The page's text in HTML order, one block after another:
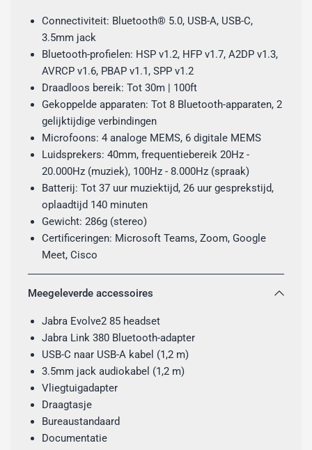
Connectiviteit: Bluetooth® 5.0, USB-A, USB-C,
3.5mm jack
Bluetooth-profielen: HSP v1.2, HFP v1.7, A2DP v1.3,
AVRCP v1.6, PBAP v1.1, SPP v1.2
Draadloos bereik: Tot 30m | 100ft
Gekoppelde apparaten: Tot 8 Bluetooth-apparaten, 2
gelijktijdige verbindingen
Microfoons: 4 analoge MEMS, 6 digitale MEMS
Luidsprekers: 40mm, frequentiebereik 20Hz -
20.000Hz (muziek), 100Hz - 8.000Hz (spraak)
Batterij: Tot 37 uur muziektijd, 26 uur gesprekstijd,
oplaadtijd 140 minuten
Gewicht: 286g (stereo)
Certificeringen: Microsoft Teams, Zoom, Google
Meet, Cisco
Meegeleverde accessoires
Jabra Evolve2 85 headset
Jabra Link 380 Bluetooth-adapter
USB-C naar USB-A kabel (1,2 m)
3.5mm jack audiokabel (1,2 m)
Vliegtuigadapter
Draagtasje
Bureaustandaard
Documentatie